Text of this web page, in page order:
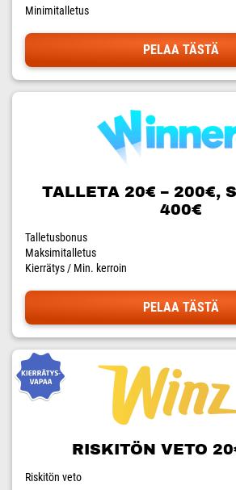
Minimitalletus
PELAA TÄSTÄ
TALLETA 20€ – 200€,
400€
Talletusbonus
Maksimitalletus
Kierrätys / Min. kerroin
PELAA TÄSTÄ
RISKITÖN VETO
Riskitön veto